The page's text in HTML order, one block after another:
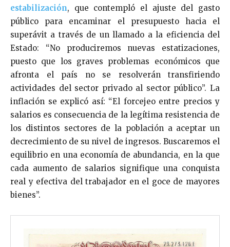
estabilización, que contempló el ajuste del gasto
público para encaminar el presupuesto hacia el
superávit a través de un llamado a la eficiencia del
Estado: “No produciremos nuevas estatizaciones,
puesto que los graves problemas económicos que
afronta el país no se resolverán transfiriendo
actividades del sector privado al sector público”. La
inflación se explicó así: “El forcejeo entre precios y
salarios es consecuencia de la legítima resistencia de
los distintos sectores de la población a aceptar un
decrecimiento de su nivel de ingresos. Buscaremos el
equilibrio en una economía de abundancia, en la que
cada aumento de salarios signifique una conquista
real y efectiva del trabajador en el goce de mayores
bienes”.